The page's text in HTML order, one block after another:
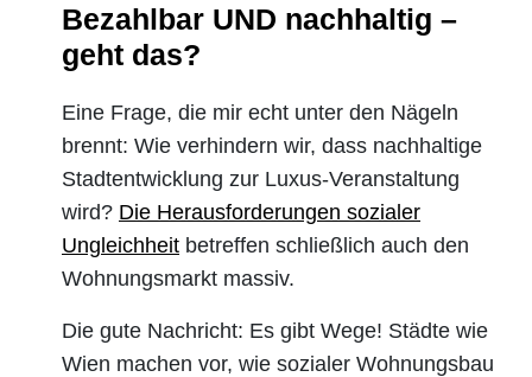
Bezahlbar UND nachhaltig –
geht das?
Eine Frage, die mir echt unter den Nägeln
brennt: Wie verhindern wir, dass nachhaltige
Stadtentwicklung zur Luxus-Veranstaltung
wird? Die Herausforderungen sozialer
Ungleichheit betreffen schließlich auch den
Wohnungsmarkt massiv.
Die gute Nachricht: Es gibt Wege! Städte wie
Wien machen vor, wie sozialer Wohnungsbau